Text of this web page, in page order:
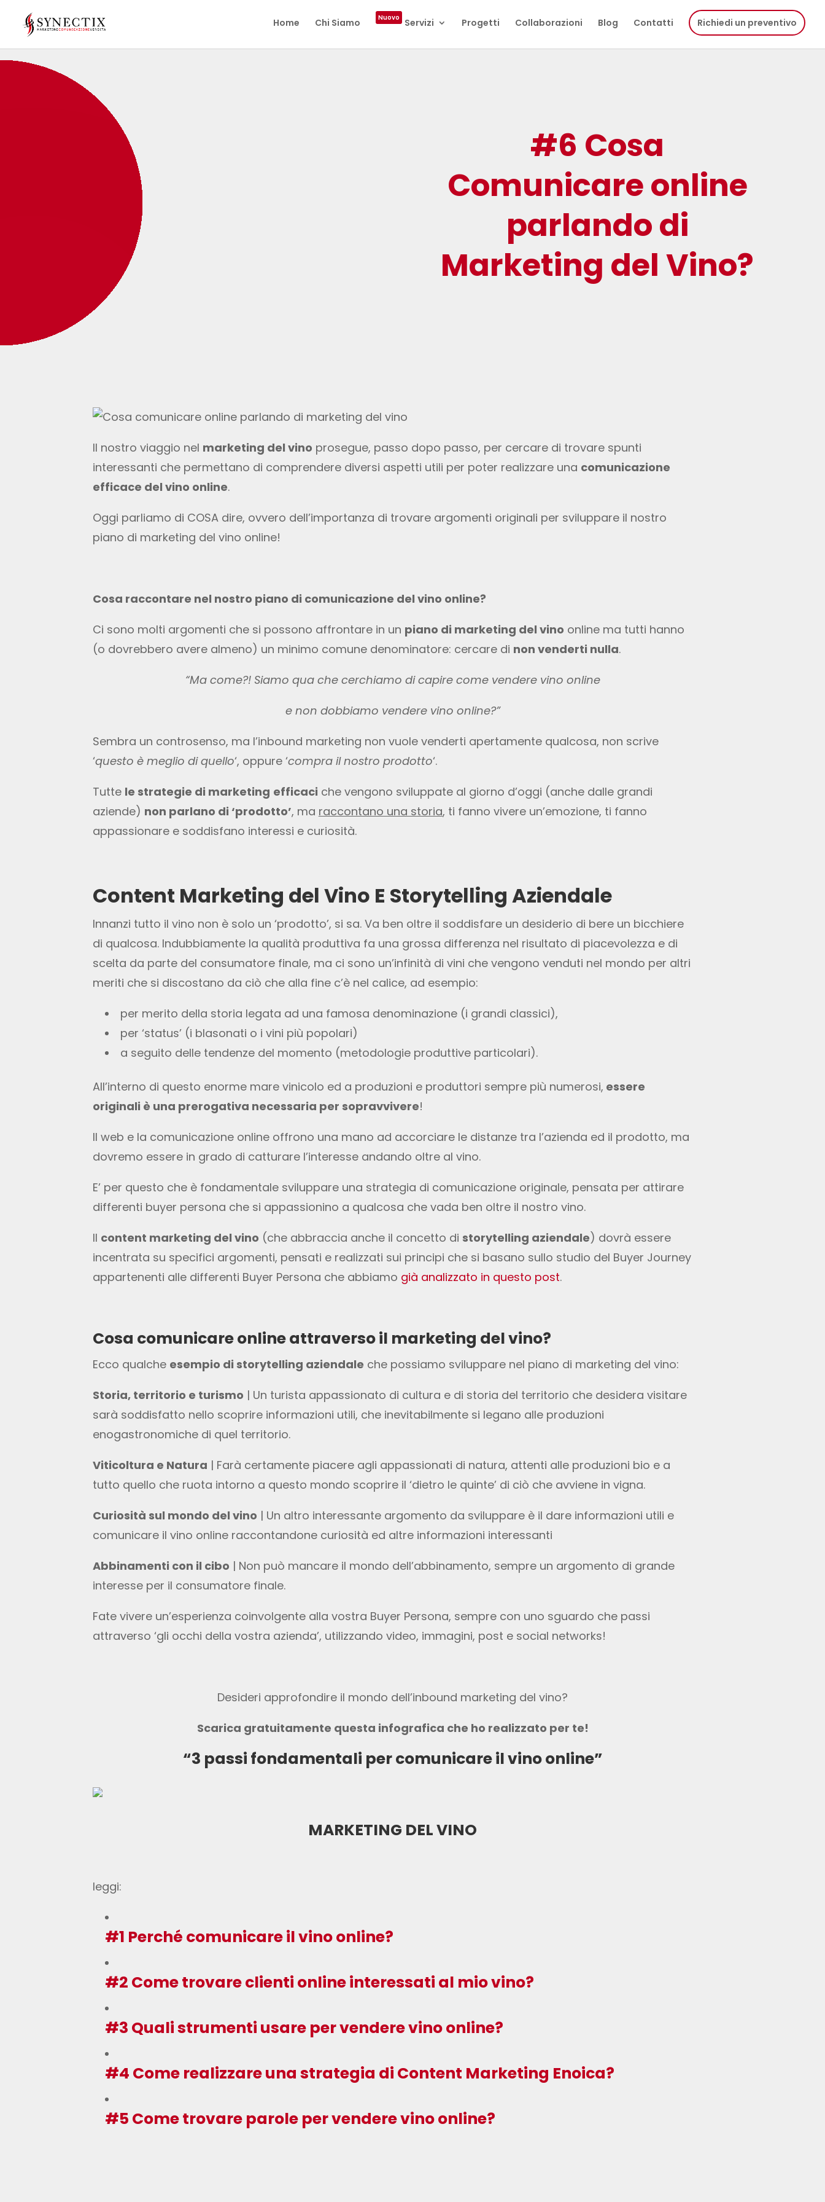
Home Chi Siamo Nuovo Servizi Progetti Collaborazioni Blog Contatti Richiedi un preventivo
#6 Cosa
Comunicare online
parlando di
Marketing del Vino?
Il nostro viaggio nel marketing del vino prosegue, passo dopo passo, per cercare di trovare spunti
interessanti che permettano di comprendere diversi aspetti utili per poter realizzare una comunicazione
efficace del vino online.
Oggi parliamo di COSA dire, ovvero dell’importanza di trovare argomenti originali per sviluppare il nostro
piano di marketing del vino online!
Cosa raccontare nel nostro piano di comunicazione del vino online?
Ci sono molti argomenti che si possono affrontare in un piano di marketing del vino online ma tutti hanno
(o dovrebbero avere almeno) un minimo comune denominatore: cercare di non venderti nulla.
“Ma come?! Siamo qua che cerchiamo di capire come vendere vino online
e non dobbiamo vendere vino online?”
Sembra un controsenso, ma l’inbound marketing non vuole venderti apertamente qualcosa, non scrive
‘questo è meglio di quello‘, oppure ‘compra il nostro prodotto‘.
Tutte le strategie di marketing efficaci che vengono sviluppate al giorno d’oggi (anche dalle grandi
aziende) non parlano di ‘prodotto’, ma raccontano una storia, ti fanno vivere un’emozione, ti fanno
appassionare e soddisfano interessi e curiosità.
Content Marketing del Vino E Storytelling Aziendale
Innanzi tutto il vino non è solo un ‘prodotto’, si sa. Va ben oltre il soddisfare un desiderio di bere un bicchiere
di qualcosa. Indubbiamente la qualità produttiva fa una grossa differenza nel risultato di piacevolezza e di
scelta da parte del consumatore finale, ma ci sono un’infinità di vini che vengono venduti nel mondo per altri
meriti che si discostano da ciò che alla fine c’è nel calice, ad esempio:
per merito della storia legata ad una famosa denominazione (i grandi classici),
per ‘status’ (i blasonati o i vini più popolari)
a seguito delle tendenze del momento (metodologie produttive particolari).
All’interno di questo enorme mare vinicolo ed a produzioni e produttori sempre più numerosi, essere
originali è una prerogativa necessaria per sopravvivere!
Il web e la comunicazione online offrono una mano ad accorciare le distanze tra l’azienda ed il prodotto, ma
dovremo essere in grado di catturare l’interesse andando oltre al vino.
E’ per questo che è fondamentale sviluppare una strategia di comunicazione originale, pensata per attirare
differenti buyer persona che si appassionino a qualcosa che vada ben oltre il nostro vino.
Il content marketing del vino (che abbraccia anche il concetto di storytelling aziendale) dovrà essere
incentrata su specifici argomenti, pensati e realizzati sui principi che si basano sullo studio del Buyer Journey
appartenenti alle differenti Buyer Persona che abbiamo già analizzato in questo post.
Cosa comunicare online attraverso il marketing del vino?
Ecco qualche esempio di storytelling aziendale che possiamo sviluppare nel piano di marketing del vino:
Storia, territorio e turismo | Un turista appassionato di cultura e di storia del territorio che desidera visitare
sarà soddisfatto nello scoprire informazioni utili, che inevitabilmente si legano alle produzioni
enogastronomiche di quel territorio.
Viticoltura e Natura | Farà certamente piacere agli appassionati di natura, attenti alle produzioni bio e a
tutto quello che ruota intorno a questo mondo scoprire il ‘dietro le quinte’ di ciò che avviene in vigna.
Curiosità sul mondo del vino | Un altro interessante argomento da sviluppare è il dare informazioni utili e
comunicare il vino online raccontandone curiosità ed altre informazioni interessanti
Abbinamenti con il cibo | Non può mancare il mondo dell’abbinamento, sempre un argomento di grande
interesse per il consumatore finale.
Fate vivere un’esperienza coinvolgente alla vostra Buyer Persona, sempre con uno sguardo che passi
attraverso ‘gli occhi della vostra azienda’, utilizzando video, immagini, post e social networks!
Desideri approfondire il mondo dell’inbound marketing del vino?
Scarica gratuitamente questa infografica che ho realizzato per te!
“3 passi fondamentali per comunicare il vino online”
MARKETING DEL VINO
leggi:
#1 Perché comunicare il vino online?
#2 Come trovare clienti online interessati al mio vino?
#3 Quali strumenti usare per vendere vino online?
#4 Come realizzare una strategia di Content Marketing Enoica?
#5 Come trovare parole per vendere vino online?